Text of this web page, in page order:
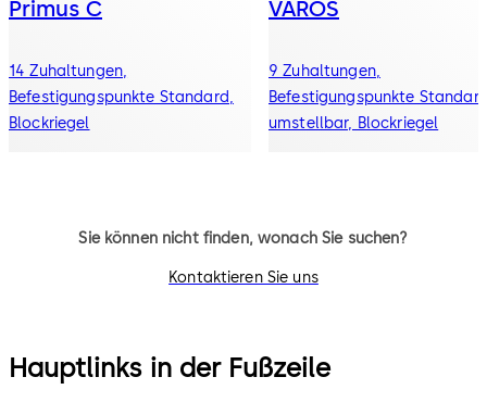
Primus C
14 Zuhaltungen,
Befestigungspunkte Standard,
Blockriegel
VAROS
9 Zuhaltungen,
Befestigungspunkte
umstellbar, Blockriegel
Sie können nicht finden, wonach Sie suchen?
Kontaktieren Sie uns
Hauptlinks in der Fußzeile